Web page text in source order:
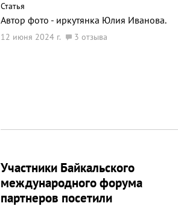
Статья
Автор фото - иркутянка Юлия Иванова.
12 июня 2024 г. 3 отзыва
Участники Байкальского
международного форума
партнеров посетили